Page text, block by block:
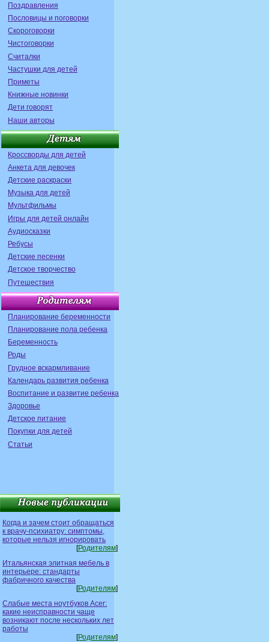
Поздравления
Пословицы и поговорки
Скороговорки
Чистоговорки
Считалки
Частушки для детей
Приметы
Книжные новинки
Дети говорят
Наши авторы
Кроссворды для детей
Анкета для девочек
Детские раскраски
Музыка для детей
Мультфильмы
Игры для детей онлайн
Аудиосказки
Ребусы
Детские песенки
Детское творчество
Путешествия
Планирование беременности
Планирование пола ребенка
Беременность
Роды
Грудное вскармливание
Календарь развития ребенка
Воспитание и развитие ребенка
Здоровье
Детское питание
Покупки для детей
Статьи
Когда и зачем стоит обращаться
к врачу-психиатру: симптомы,
которые нельзя игнорировать
[Родителям]
Итальянская элитная мебель в
интерьере: стандарты
фабричного качества
[Родителям]
Слабые места ноутбуков Acer:
какие неисправности чаще
возникают после нескольких лет
работы
[Родителям]